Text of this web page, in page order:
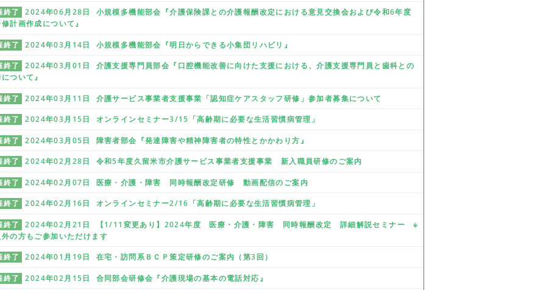
終了
2024年06月28日 小規模多機能部会『介護保険課との介護報酬改定における意見交換会および令和6年度
計画作成について』
終了 2024年03月14日 小規模多機能部会『明日からできる小集団リハビリ』
終了
2024年03月01日 介護支援専門員部会『口腔機能改善に向けた支援における、介護支援専門員と歯科との
ついて』
終了 2024年03月11日 介護サービス事業者支援事業「認知症ケアスタッフ研修」参加者募集について
終了 2024年03月15日 オンラインセミナー3/15「高齢期に必要な生活習慣病管理」
終了 2024年03月05日 障害者部会『発達障害や精神障害者の特性とかかわり方』
終了 2024年02月28日 令和5年度久留米市介護サービス事業者支援事業 新入職員研修のご案内
終了 2024年02月07日 医療・介護・障害 同時報酬改定研修 動画配信のご案内
終了 2024年02月16日 オンラインセミナー2/16「高齢期に必要な生活習慣病管理」
終了
2024年02月21日 【1/11変更あり】2024年度 医療・介護・障害 同時報酬改定 詳細解説セミナー ※
の方もご参加いただけます
終了 2024年01月19日 在宅・訪問系ＢＣＰ策定研修のご案内（第3回）
終了 2024年02月15日 合同部会研修会『介護現場の基本の電話対応』